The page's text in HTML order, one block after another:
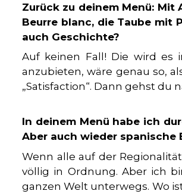
Zurück zu deinem Menü: Mit
Beurre blanc, die Taube mit
auch Geschichte?
Auf keinen Fall! Die wird es
anzubieten, wäre genau so,
„Satisfaction“. Dann gehst du
In deinem Menü habe ich
Aber auch wieder spanische
Wenn alle auf der
völlig in Ordnung. Aber ich
ganzen Welt unterwegs. Wo